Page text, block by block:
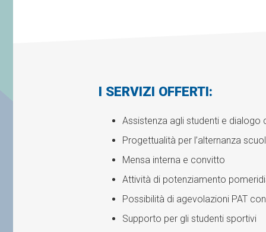
I SERVIZI OFFERTI:
Assistenza agli studenti e dialogo
Progettualità per l’alternanza
Mensa interna e convitto
Attività di potenziamento
Possibilità di agevolazioni PAT
Supporto per gli studenti sportivi